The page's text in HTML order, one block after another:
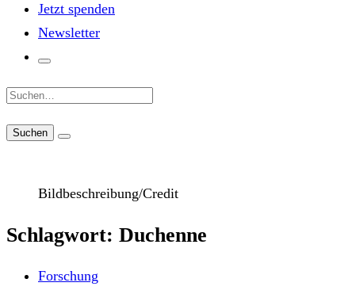
Jetzt spenden
Newsletter
Suche:
Bildbeschreibung/Credit
Schlagwort: Duchenne
Forschung